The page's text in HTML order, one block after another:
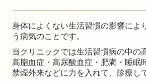
身体によくない生活習慣の影響によ
う病気のことです。
当クリニックでは生活習慣病の中の
高脂血症・高尿酸血症・肥満・睡眠
禁煙外来などに力を入れて、診療し